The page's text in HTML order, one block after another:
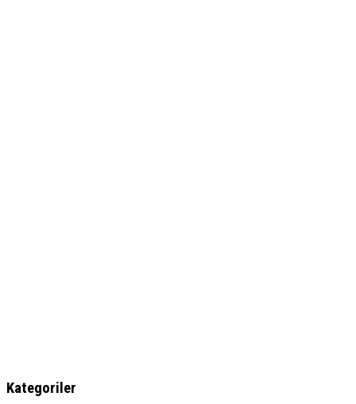
Kategoriler